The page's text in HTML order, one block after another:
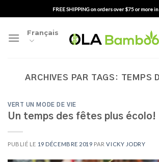
au
contenu
FREE SHIPPING on orders over $75 or more in
Français
ARCHIVES PAR TAGS: TEMPS
VERT UN MODE DE VIE
Un temps des fêtes plus écolo!
PUBLIÉ LE 19 DÉCEMBRE 2019 PARVICKY JODRY